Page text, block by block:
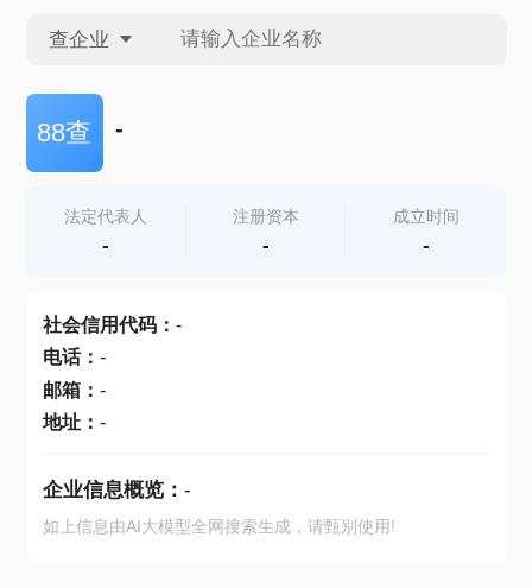
查企业
查企业
查产地
88查 -
法定代表人
-
注册资本
-
成立时间
-
社会信用代码： -
电话： -
邮箱： -
地址： -
企业信息概览： -
如上信息由AI大模型全网搜索生成，请甄别使用!